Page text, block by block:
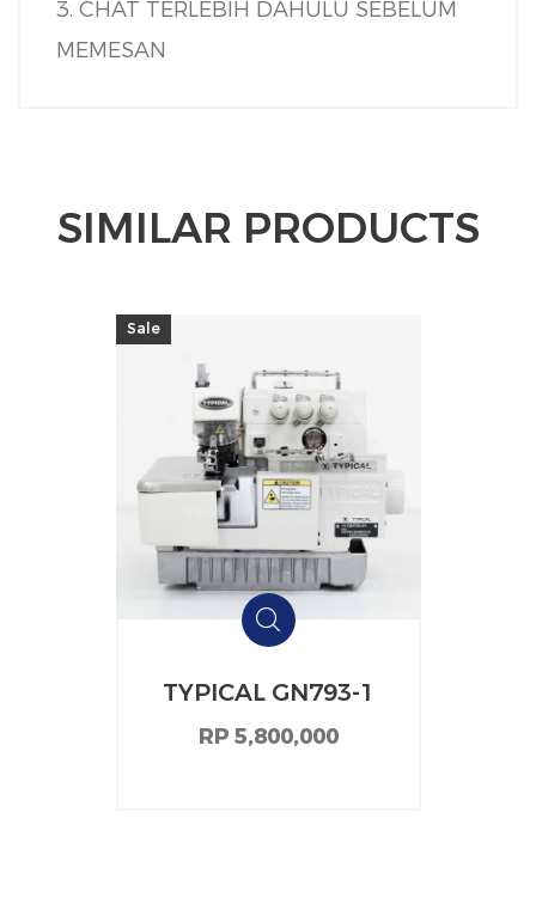
3. CHAT TERLEBIH DAHULU SEBELUM
MEMESAN
SIMILAR PRODUCTS
Sale
TYPICAL GN793-1
RP 5,800,000